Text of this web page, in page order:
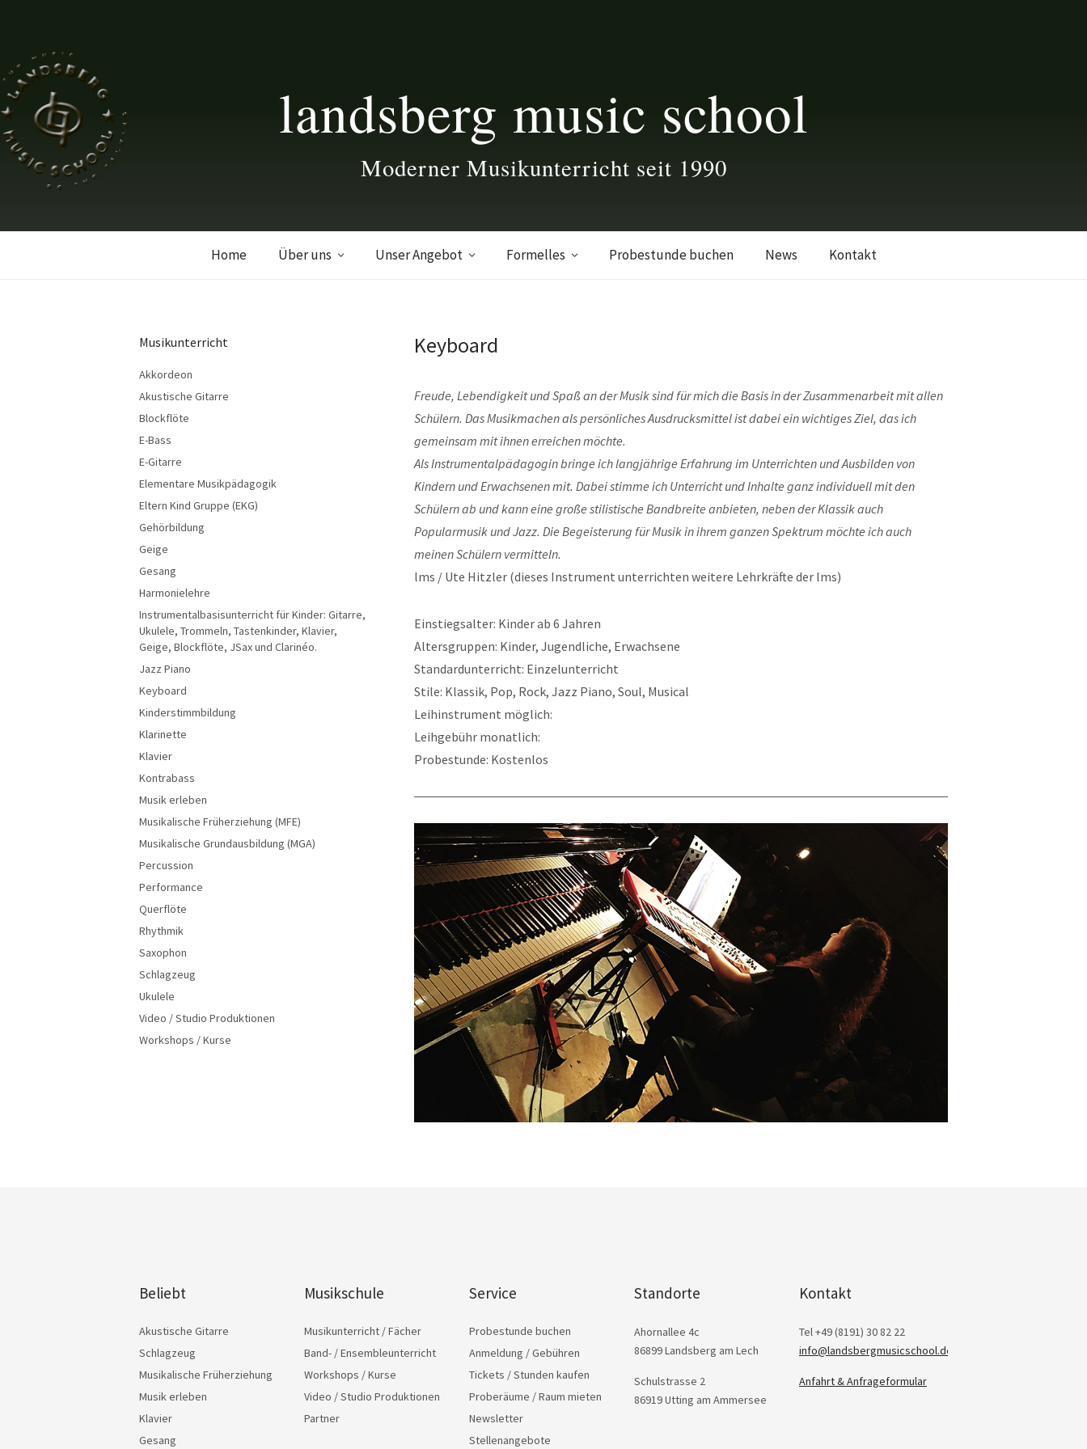
landsberg music school
Moderner Musikunterricht seit 1990
Home Über uns Unser Angebot Formelles Probestunde buchen News Kontakt
Keyboard
Freude, Lebendigkeit und Spaß an der Musik sind für mich die Basis in der Zusammenarbeit mit allen
Schülern. Das Musikmachen als persönliches Ausdrucksmittel ist dabei ein wichtiges Ziel, das ich
gemeinsam mit ihnen erreichen möchte.
Als Instrumentalpädagogin bringe ich langjährige Erfahrung im Unterrichten und Ausbilden von
Kindern und Erwachsenen mit. Dabei stimme ich Unterricht und Inhalte ganz individuell mit den
Schülern ab und kann eine große stilistische Bandbreite anbieten, neben der Klassik auch
Popularmusik und Jazz. Die Begeisterung für Musik in ihrem ganzen Spektrum möchte ich auch
meinen Schülern vermitteln.
lms / Ute Hitzler (dieses Instrument unterrichten weitere Lehrkräfte der lms)
Einstiegsalter: Kinder ab 6 Jahren
Altersgruppen: Kinder, Jugendliche, Erwachsene
Standardunterricht: Einzelunterricht
Stile: Klassik, Pop, Rock, Jazz Piano, Soul, Musical
Leihinstrument möglich:
Leihgebühr monatlich:
Probestunde: Kostenlos
Musikunterricht
Akkordeon
Akustische Gitarre
Blockflöte
E-Bass
E-Gitarre
Elementare Musikpädagogik
Eltern Kind Gruppe (EKG)
Gehörbildung
Geige
Gesang
Harmonielehre
Instrumentalbasisunterricht für Kinder: Gitarre,
Ukulele, Trommeln, Tastenkinder, Klavier,
Geige, Blockflöte, JSax und Clarinéo.
Jazz Piano
Keyboard
Kinderstimmbildung
Klarinette
Klavier
Kontrabass
Musik erleben
Musikalische Früherziehung (MFE)
Musikalische Grundausbildung (MGA)
Percussion
Performance
Querflöte
Rhythmik
Saxophon
Schlagzeug
Ukulele
Video / Studio Produktionen
Workshops / Kurse
Beliebt
Akustische Gitarre
Schlagzeug
Musikalische Früherziehung
Musik erleben
Klavier
Gesang
Musikschule
Musikunterricht / Fächer
Band- / Ensembleunterricht
Workshops / Kurse
Video / Studio Produktionen
Partner
Service
Probestunde buchen
Anmeldung / Gebühren
Tickets / Stunden kaufen
Proberäume / Raum mieten
Newsletter
Stellenangebote
Standorte
Ahornallee 4c
86899 Landsberg am Lech
Schulstrasse 2
86919 Utting am Ammersee
Kontakt
Tel +49 (8191) 30 82 22
info@landsbergmusicschool.de
Anfahrt & Anfrageformular